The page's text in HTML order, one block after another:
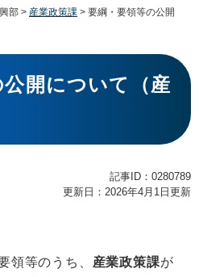
部 > 産業政策課 > 要綱・要領等の公開
開について（産
記事ID：0280789
更新日：2026年4月1日更新
領等のうち、 産業政策課が